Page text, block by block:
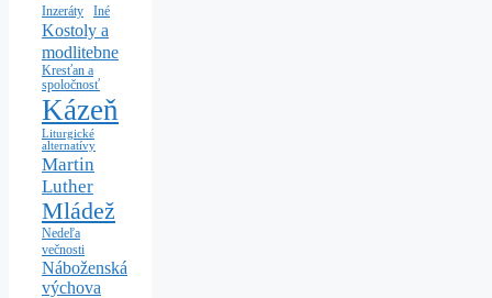
Inzeráty Iné
Kostoly a
modlitebne
Kresťan a
spoločnosť
Kázeň
Liturgické
alternatívy
Martin
Luther
Mládež
Nedeľa
večnosti
Náboženská
výchova